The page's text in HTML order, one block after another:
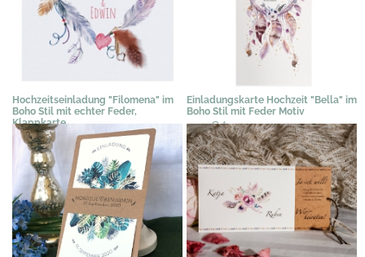
Hochzeitseinladung "Filomena" im
Boho Stil mit echter Feder,
Klappkarte
2,35 €*
Einladungskarte Hochzeit "Bella" im
Boho Stil mit Feder Motiv
2,25 €*